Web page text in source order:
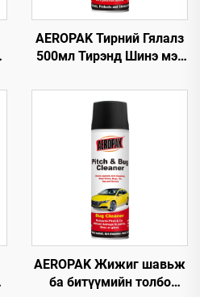
AEROPAK Тирний Гялалз
500мл Тирэнд Шинэ мэт
Тирний Анивч
AEROPAK Жижиг шавьж
ба битүүмийн толбо